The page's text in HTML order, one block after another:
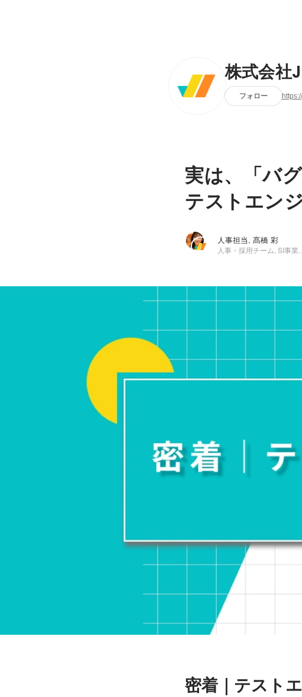
株式会社
フォロー
実は、「バ
テストエン
人事担当, 髙橋 彩
密着｜テスト